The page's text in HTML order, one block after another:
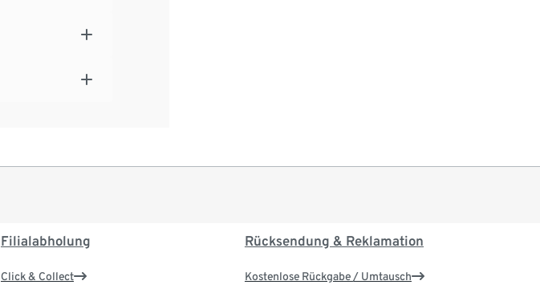
Filialabholung
Click & Collect
Rücksendung & Reklamation
Kostenlose Rückgabe / Umtausch